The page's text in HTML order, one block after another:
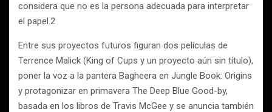
considera que no es la persona adecuada para interpretar
el papel.2
Entre sus proyectos futuros figuran dos películas de
Terrence Malick (King of Cups y un proyecto aún sin título),
poner la voz a la pantera Bagheera en Jungle Book: Origins
y protagonizar en primavera The Deep Blue Good-by,
basada en los libros de Travis McGee y se anuncia también